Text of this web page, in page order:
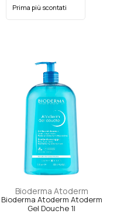
Bioderma Atoderm
Bioderma Atoderm Atoderm
Gel Douche 1l